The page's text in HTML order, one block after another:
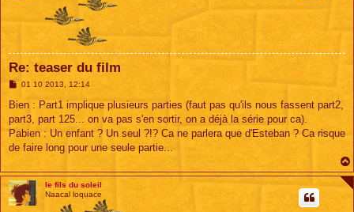
Re: teaser du film
M
s
a
g
01 10 2013, 12:14
Bien : Part1 implique plusieurs parties (faut pas qu'ils nous fassent part2,
part3, part 125... on va pas s'en sortir, on a déjà la série pour ca).
Pabien : Un enfant ? Un seul ?!? Ca ne parlera que d'Esteban ? Ca risque
de faire long pour une seule partie...
le fils du soleil
Naacal loquace